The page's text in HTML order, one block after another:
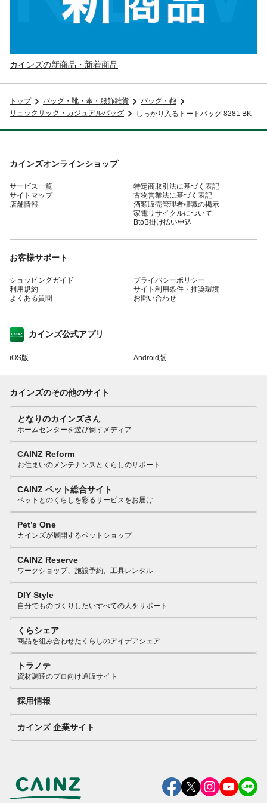
カインズの新商品・新着商品
トップ バッグ・靴・傘・服飾雑貨
バッグ・鞄
リュックサック・カジュアルバッグ
しっかり入るトートバッグ 8281 BK
カインズオンラインショップ
サービス一覧
サイトマップ
店舗情報
特定商取引法に基づく表記
古物営業法に基づく表記
酒類販売管理者標識の掲示
家電リサイクルについて
BtoB掛け払い申込
お客様サポート
ショッピングガイド
利用規約
よくある質問
プライバシーポリシー
サイト利用条件・推奨環境
お問い合わせ
カインズ公式アプリ
iOS版 Android版
カインズのその他のサイト
となりのカインズさん
ホームセンターを遊び倒すメディア
CAINZ Reform
お住まいのメンテナンスとくらしのサポート
CAINZ ペット総合サイト
ペットとのくらしを彩るサービスをお届け
Pet’s One
カインズが展開するペットショップ
CAINZ Reserve
ワークショップ、施設予約、工具レンタル
DIY Style
自分でものづくりしたいすべての人をサポート
くらシェア
商品を組み合わせたくらしのアイデアシェア
トラノテ
資材調達のプロ向け通販サイト
採用情報
カインズ 企業サイト